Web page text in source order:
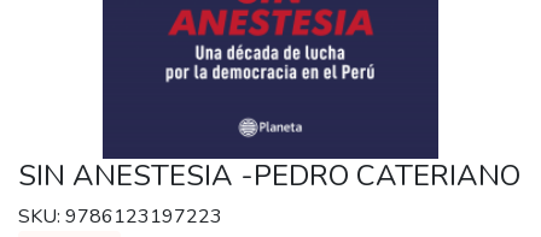
SIN ANESTESIA -PEDRO CATERIANO
SKU: 9786123197223